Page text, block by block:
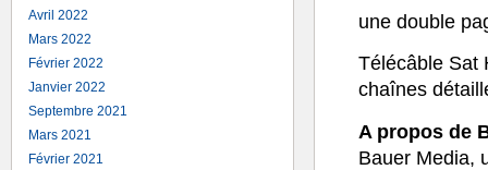
une double
Télécâble Sat
chaînes
A propos de
Bauer Media,
Avril 2022
Mars 2022
Février 2022
Janvier 2022
Septembre 2021
Mars 2021
Février 2021